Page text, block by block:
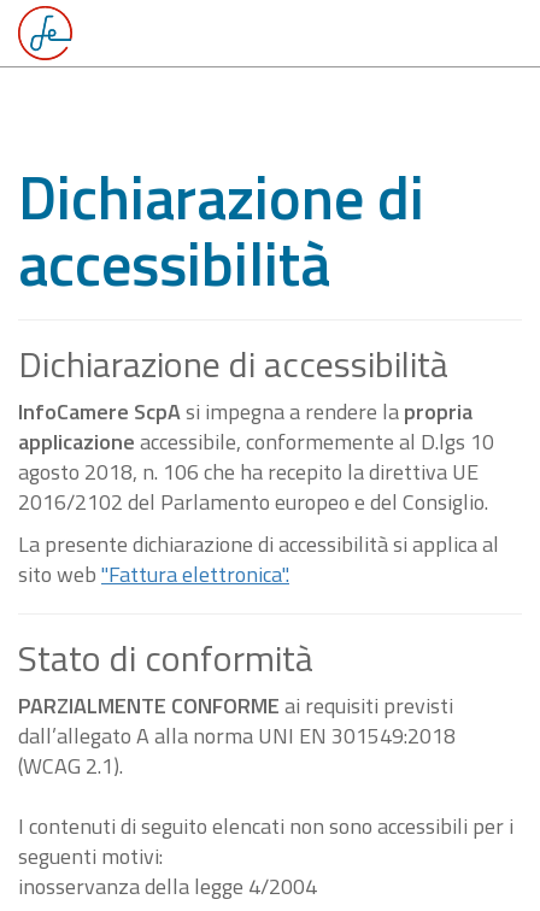
Dichiarazione di
accessibilità
Dichiarazione di accessibilità
InfoCamere ScpAsi impegna a rendere lapropria
applicazioneaccessibile, conformemente al D.lgs 10
agosto 2018, n. 106 che ha recepito la direttiva UE
2016/2102 del Parlamento europeo e del Consiglio.
La presente dichiarazione di accessibilità si applica al
sito web"Fattura elettronica".
Stato di conformità
PARZIALMENTE CONFORMEai requisiti previsti
dall’allegato A alla norma UNI EN 301549:2018
(WCAG 2.1).
I contenuti di seguito elencati non sono accessibili per i
seguenti motivi:
inosservanza della legge 4/2004